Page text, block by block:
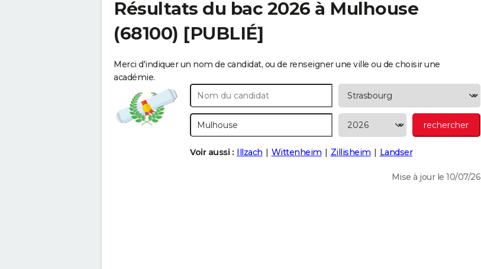
Résultats du bac 2026 à Mulhouse
(68100) [PUBLIÉ]
Merci d'indiquer un nom de candidat, ou de renseigner une ville ou de choisir une
académie.
Voir aussi : Illzach Wittenheim Zillisheim Landser
Mise à jour le 10/07/26